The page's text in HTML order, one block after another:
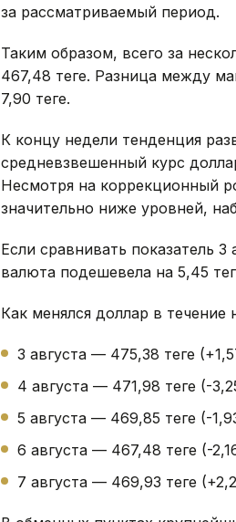
за рассматриваемый период.
Таким образом, всего за
467,48 теңге. Разница между
7,90 теңге.
К концу недели тенденция
средневзвешенный курс
Несмотря на коррекционный
значительно ниже уровней,
Если сравнивать показатель
валюта подешевела на 5,45
Как менялся доллар в течение
3 августа — 475,38 теңге
4 августа — 471,98 теңге (-
5 августа — 469,85 теңге (-
6 августа — 467,48 теңге (-
7 августа — 469,93 теңге